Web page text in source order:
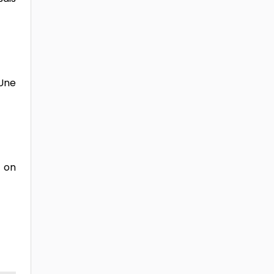
on